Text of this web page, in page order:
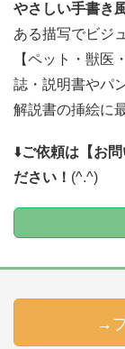
やさしい手書き
ある描写でビジ
【ペット・獣医
誌・説明書やパ
解説書の挿絵に
⬇️ご依頼は【お
ださい！ (^.^)
→